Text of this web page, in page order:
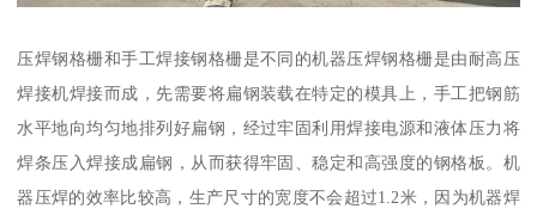
压焊钢格栅和手工焊接钢格栅是不同的机器压焊钢格栅是由耐高压
焊接机焊接而成，先需要将扁钢装载在特定的模具上，手工把钢筋
水平地向均匀地排列好扁钢，经过牢固利用焊接电源和液体压力将
焊条压入焊接成扁钢，从而获得牢固、稳定和高强度的钢格板。机
器压焊的效率比较高，生产尺寸的宽度不会超过1.2米，因为机器焊